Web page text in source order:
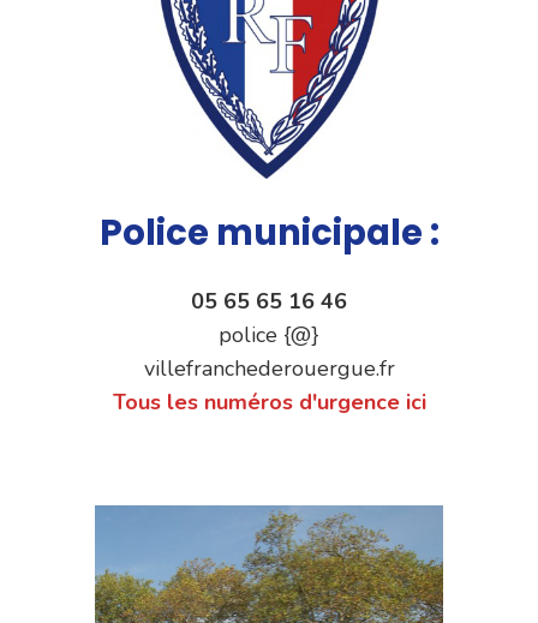
Police municipale :
05 65 65 16 46
police {@}
villefranchederouergue.fr
Tous les numéros d'urgence ici